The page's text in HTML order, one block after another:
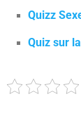
Quizz
Quiz sur